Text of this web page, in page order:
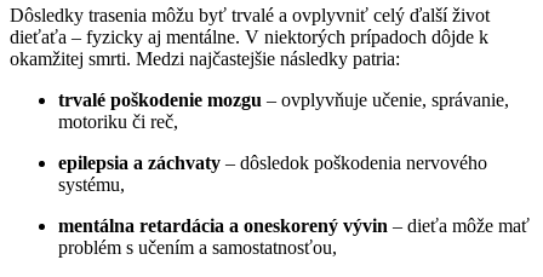
Dôsledky trasenia môžu byť trvalé a ovplyvniť celý ďalší život
dieťaťa – fyzicky aj mentálne. V niektorých prípadoch dôjde k
okamžitej smrti. Medzi najčastejšie následky patria:
trvalé poškodenie mozgu – ovplyvňuje učenie, správanie,
motoriku či reč,
epilepsia a záchvaty – dôsledok poškodenia nervového
systému,
mentálna retardácia a oneskorený vývin – dieťa môže mať
problém s učením a samostatnosťou,